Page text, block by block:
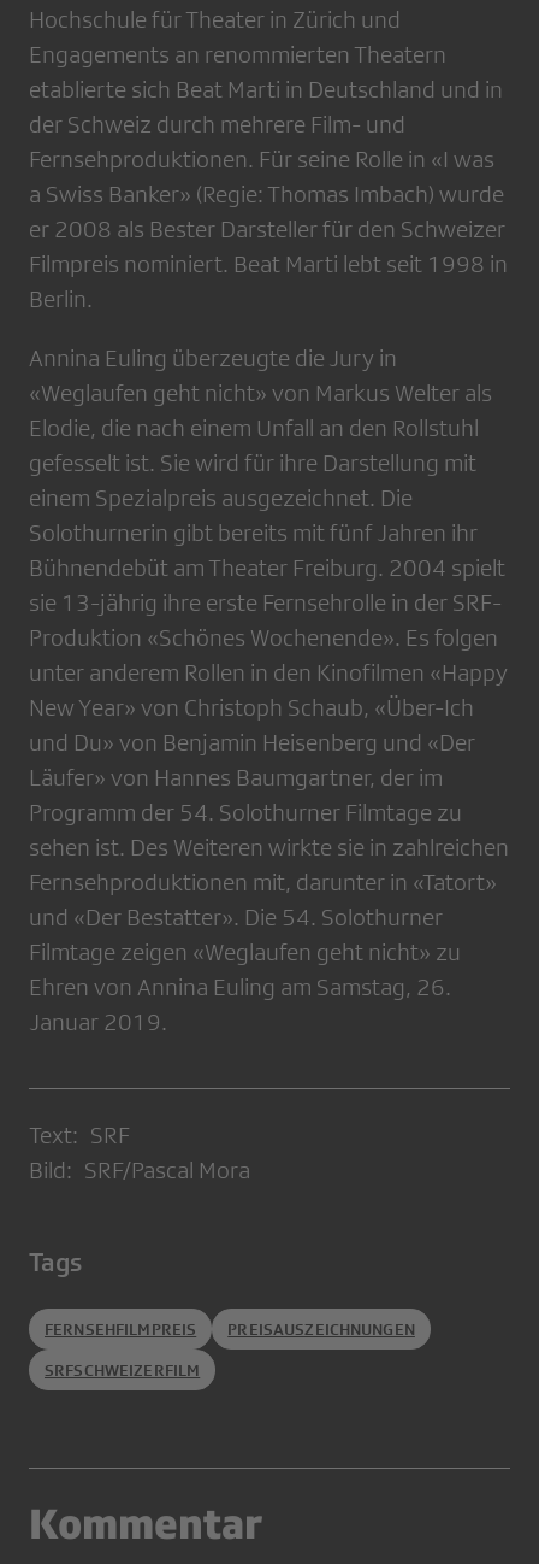
Hochschule für Theater in Zürich und
Engagements an renommierten Theatern
etablierte sich Beat Marti in Deutschland und in
der Schweiz durch mehrere Film- und
Fernsehproduktionen. Für seine Rolle in «I was
a Swiss Banker» (Regie: Thomas Imbach) wurde
er 2008 als Bester Darsteller für den Schweizer
Filmpreis nominiert. Beat Marti lebt seit 1998 in
Berlin.
Annina Euling überzeugte die Jury in
«Weglaufen geht nicht» von Markus Welter als
Elodie, die nach einem Unfall an den Rollstuhl
gefesselt ist. Sie wird für ihre Darstellung mit
einem Spezialpreis ausgezeichnet. Die
Solothurnerin gibt bereits mit fünf Jahren ihr
Bühnendebüt am Theater Freiburg. 2004 spielt
sie 13-jährig ihre erste Fernsehrolle in der SRF-
Produktion «Schönes Wochenende». Es folgen
unter anderem Rollen in den Kinofilmen «Happy
New Year» von Christoph Schaub, «Über-Ich
und Du» von Benjamin Heisenberg und «Der
Läufer» von Hannes Baumgartner, der im
Programm der 54. Solothurner Filmtage zu
sehen ist. Des Weiteren wirkte sie in zahlreichen
Fernsehproduktionen mit, darunter in «Tatort»
und «Der Bestatter». Die 54. Solothurner
Filmtage zeigen «Weglaufen geht nicht» zu
Ehren von Annina Euling am Samstag, 26.
Januar 2019.
Text: SRF
Bild: SRF/Pascal Mora
Tags
FERNSEHFILMPREIS PREISAUSZEICHNUNGEN
SRFSCHWEIZERFILM
Kommentar